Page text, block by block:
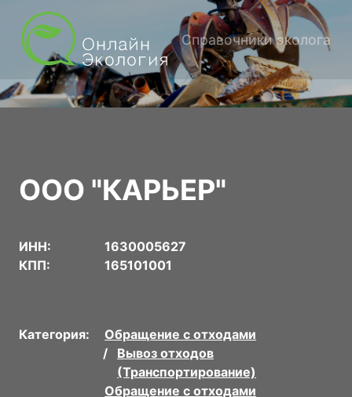
Справочники эколога
ООО "КАРЬЕР"
ИНН:
1630005627
КПП:
165101001
Категория:
Обращение с отходами
Вывоз отходов
(Транспортирование)
Обращение с отходами